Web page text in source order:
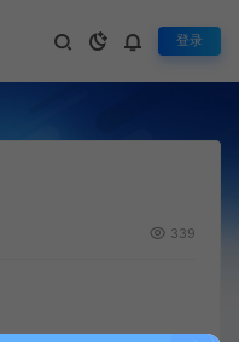
登录
339